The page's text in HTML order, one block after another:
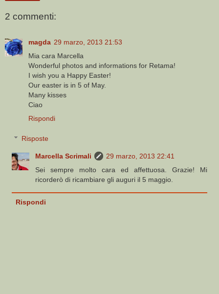
2 commenti:
magda 29 marzo, 2013 21:53
Mia cara Marcella
Wonderful photos and informations for Retama!
I wish you a Happy Easter!
Our easter is in 5 of May.
Many kisses
Ciao
Rispondi
Risposte
Marcella Scrimali
29 marzo, 2013 22:41
Sei sempre molto cara ed affettuosa. Grazie! Mi
ricorderò di ricambiare gli auguri il 5 maggio.
Rispondi